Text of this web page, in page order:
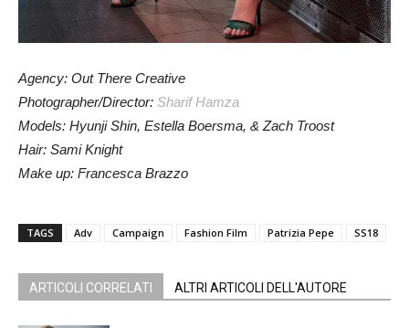
Agency: Out There Creative
Photographer/Director: Sharif Hamza
Models: Hyunji Shin, Estella Boersma, & Zach Troost
Hair: Sami Knight
Make up: Francesca Brazzo
TAGS Adv Campaign Fashion Film Patrizia Pepe SS18
ARTICOLI CORRELATI ALTRI ARTICOLI DELL'AUTORE